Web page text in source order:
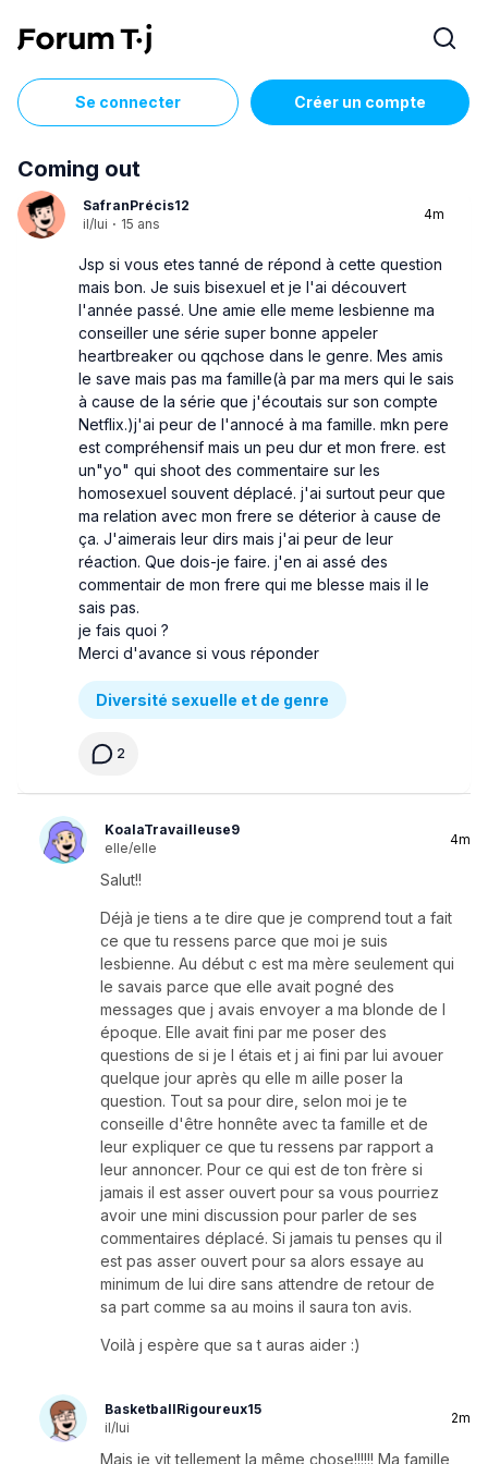
Se connecter Créer un compte
Coming out
SafranPrécis12
il/lui · 15 ans
4m
Jsp si vous etes tanné de répond à cette question
mais bon. Je suis bisexuel et je l'ai découvert
l'année passé. Une amie elle meme lesbienne ma
conseiller une série super bonne appeler
heartbreaker ou qqchose dans le genre. Mes amis
le save mais pas ma famille(à par ma mers qui le sais
à cause de la série que j'écoutais sur son compte
Netflix.)j'ai peur de l'annocé à ma famille. mkn pere
est compréhensif mais un peu dur et mon frere. est
un"yo" qui shoot des commentaire sur les
homosexuel souvent déplacé. j'ai surtout peur que
ma relation avec mon frere se déterior à cause de
ça. J'aimerais leur dirs mais j'ai peur de leur
réaction. Que dois-je faire. j'en ai assé des
commentair de mon frere qui me blesse mais il le
sais pas.
je fais quoi ?
Merci d'avance si vous réponder
Diversité sexuelle et de genre
2
KoalaTravailleuse9
elle/elle
4m
Salut!!
Déjà je tiens a te dire que je comprend tout a fait
ce que tu ressens parce que moi je suis
lesbienne. Au début c est ma mère seulement qui
le savais parce que elle avait pogné des
messages que j avais envoyer a ma blonde de l
époque. Elle avait fini par me poser des
questions de si je l étais et j ai fini par lui avouer
quelque jour après qu elle m aille poser la
question. Tout sa pour dire, selon moi je te
conseille d'être honnête avec ta famille et de
leur expliquer ce que tu ressens par rapport a
leur annoncer. Pour ce qui est de ton frère si
jamais il est asser ouvert pour sa vous pourriez
avoir une mini discussion pour parler de ses
commentaires déplacé. Si jamais tu penses qu il
est pas asser ouvert pour sa alors essaye au
minimum de lui dire sans attendre de retour de
sa part comme sa au moins il saura ton avis.
Voilà j espère que sa t auras aider :)
BasketballRigoureux15
il/lui
2m
Mais je vit tellement la même chose!!!!!! Ma famille